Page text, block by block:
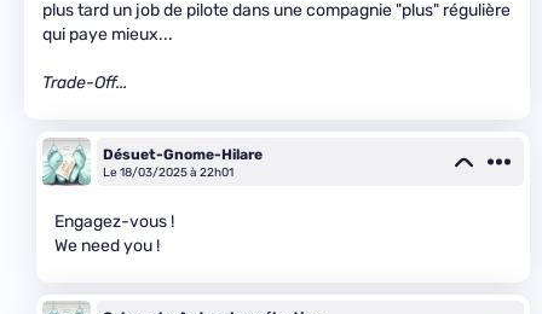
plus tard un job de pilote dans une compagnie "plus" régulière
qui paye mieux...
Trade-Off...
Désuet-Gnome-Hilare
Le 18/03/2025 à 22h01
Engagez-vous !
We need you !